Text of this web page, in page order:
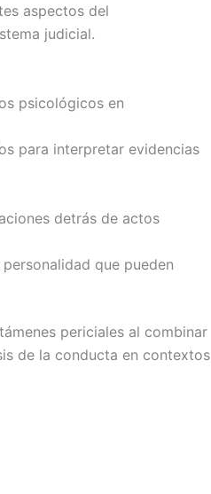
aspectos del
judicial.
psicológicos en
para interpretar evidencias
detrás de actos
que pueden
periciales al combinar
de la conducta en contextos